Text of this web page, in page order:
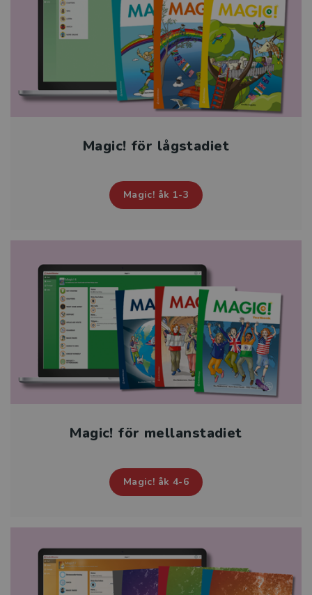
Magic! för lågstadiet
Magic! åk 1-3
Magic! för mellanstadiet
Magic! åk 4-6